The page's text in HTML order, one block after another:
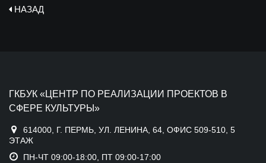
НАЗАД
ГКБУК «ЦЕНТР ПО РЕАЛИЗАЦИИ ПРОЕКТОВ В
СФЕРЕ КУЛЬТУРЫ»
614000, Г. ПЕРМЬ, УЛ. ЛЕНИНА, 64, ОФИС 509-510, 5
ЭТАЖ
ПН-ЧТ 09:00-18:00, ПТ 09:00-17:00